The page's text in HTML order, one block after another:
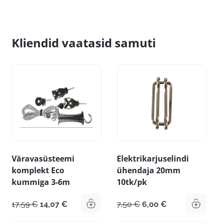
Kliendid vaatasid samuti
Väravasüsteemi
komplekt Eco
kummiga 3-6m
17,59€ Algne
14,07 € Praegune
Elektrikarjuselindi
ühendaja 20mm
10tk/pk
7,50€ Algne
6,00 € Praegune